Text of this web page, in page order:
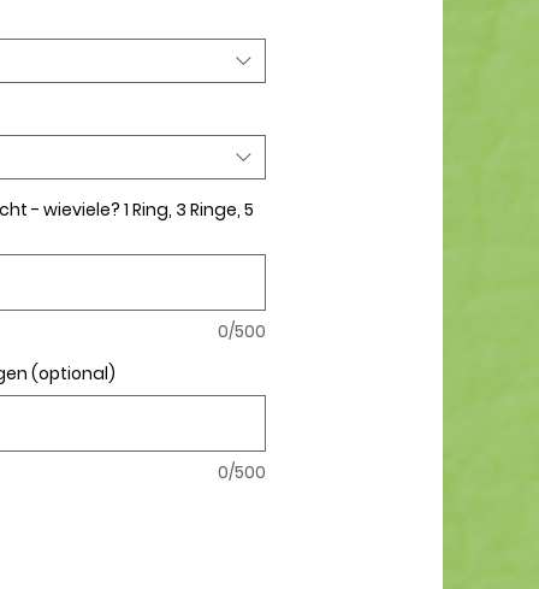
- wieviele? 1 Ring, 3 Ringe, 5
0/500
(optional)
0/500